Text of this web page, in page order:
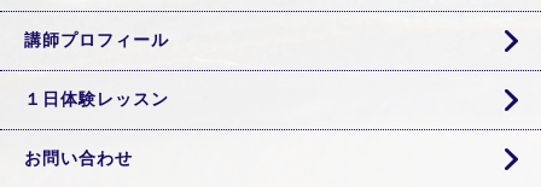
講師プロフィール
１日体験レッスン
お問い合わせ